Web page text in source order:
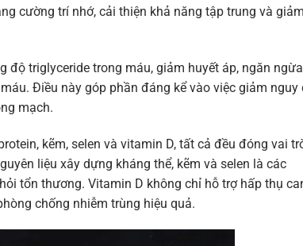
cường trí nhớ, cải thiện khả năng tập trung và giảm
độ triglyceride trong máu, giảm huyết áp, ngăn
Điều này góp phần đáng kể vào việc giảm nguy
mạch.
kẽm, selen và vitamin D, tất cả đều đóng vai
liệu xây dựng kháng thể, kẽm và selen là các
tổn thương. Vitamin D không chỉ hỗ trợ hấp thụ
chống nhiễm trùng hiệu quả.